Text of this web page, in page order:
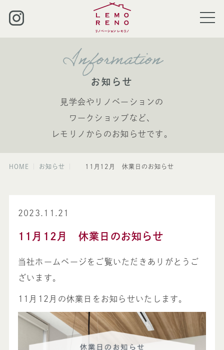
Information
お知らせ
見学会やリノベーションの
ワークショップなど、
レモリノからのお知らせです。
HOME お知らせ 11月12月 休業日のお知らせ
2023.11.21
11月12月 休業日のお知らせ
当社ホームページをご覧いただきありがとうご
ざいます。
11月12月の休業日をお知らせいたします。